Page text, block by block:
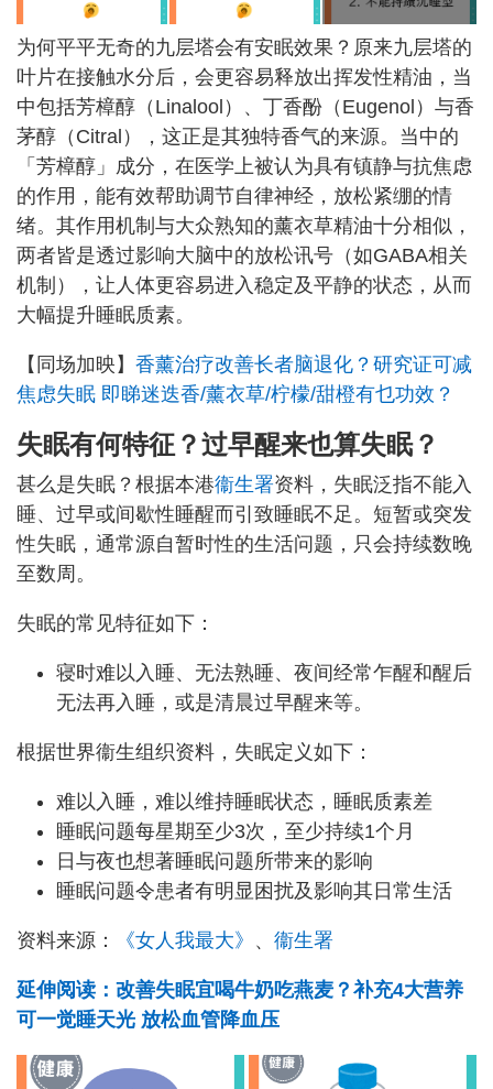
为何平平无奇的九层塔会有安眠效果？原来九层塔的
叶片在接触水分后，会更容易释放出挥发性精油，当
中包括芳樟醇（Linalool）、丁香酚（Eugenol）与香
茅醇（Citral），这正是其独特香气的来源。当中的
「芳樟醇」成分，在医学上被认为具有镇静与抗焦虑
的作用，能有效帮助调节自律神经，放松紧绷的情
绪。其作用机制与大众熟知的薰衣草精油十分相似，
两者皆是透过影响大脑中的放松讯号（如GABA相关
机制），让人体更容易进入稳定及平静的状态，从而
大幅提升睡眠质素。
【同场加映】 香薰治疗改善长者脑退化？研究证可减
焦虑失眠 即睇迷迭香/薰衣草/柠檬/甜橙有乜功效？
失眠有何特征？过早醒来也算失眠？
甚么是失眠？根据本港衞生署资料，失眠泛指不能入
睡、过早或间歇性睡醒而引致睡眠不足。短暂或突发
性失眠，通常源自暂时性的生活问题，只会持续数晚
至数周。
失眠的常见特征如下：
寝时难以入睡、无法熟睡、夜间经常乍醒和醒后
无法再入睡，或是清晨过早醒来等。
根据世界衞生组织资料，失眠定义如下：
难以入睡，难以维持睡眠状态，睡眠质素差
睡眠问题每星期至少3次，至少持续1个月
日与夜也想著睡眠问题所带来的影响
睡眠问题令患者有明显困扰及影响其日常生活
资料来源： 《女人我最大》 、 衞生署
延伸阅读：改善失眠宜喝牛奶吃燕麦？补充4大营养
可一觉睡天光 放松血管降血压